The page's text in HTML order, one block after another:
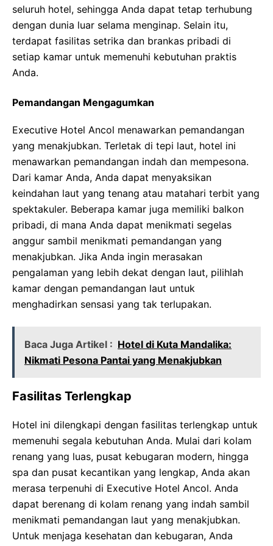
seluruh hotel, sehingga Anda dapat tetap terhubung
dengan dunia luar selama menginap. Selain itu,
terdapat fasilitas setrika dan brankas pribadi di
setiap kamar untuk memenuhi kebutuhan praktis
Anda.
Pemandangan Mengagumkan
Executive Hotel Ancol menawarkan pemandangan
yang menakjubkan. Terletak di tepi laut, hotel ini
menawarkan pemandangan indah dan mempesona.
Dari kamar Anda, Anda dapat menyaksikan
keindahan laut yang tenang atau matahari terbit yang
spektakuler. Beberapa kamar juga memiliki balkon
pribadi, di mana Anda dapat menikmati segelas
anggur sambil menikmati pemandangan yang
menakjubkan. Jika Anda ingin merasakan
pengalaman yang lebih dekat dengan laut, pilihlah
kamar dengan pemandangan laut untuk
menghadirkan sensasi yang tak terlupakan.
Baca Juga Artikel : Hotel di Kuta Mandalika:
Nikmati Pesona Pantai yang Menakjubkan
Fasilitas Terlengkap
Hotel ini dilengkapi dengan fasilitas terlengkap untuk
memenuhi segala kebutuhan Anda. Mulai dari kolam
renang yang luas, pusat kebugaran modern, hingga
spa dan pusat kecantikan yang lengkap, Anda akan
merasa terpenuhi di Executive Hotel Ancol. Anda
dapat berenang di kolam renang yang indah sambil
menikmati pemandangan laut yang menakjubkan.
Untuk menjaga kesehatan dan kebugaran, Anda